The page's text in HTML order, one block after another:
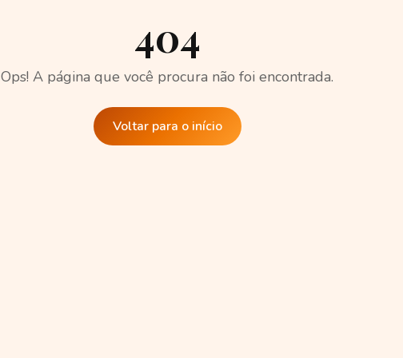
404
Ops! A página que você procura não foi encontrada.
Voltar para o início